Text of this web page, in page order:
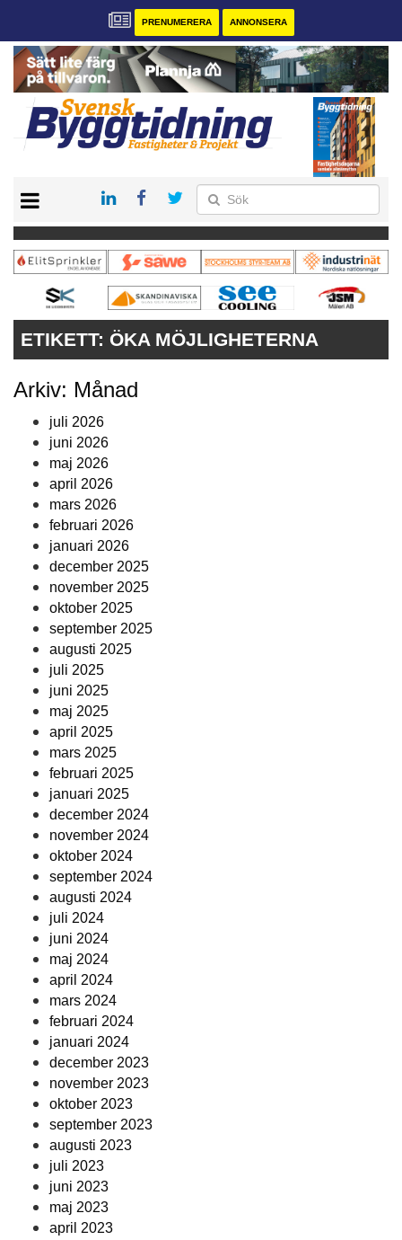
PRENUMERERA ANNONSERA
PRENUMERERA
VÅRA ANDRA MAGASIN
ANNONSERA
ETIKETT: ÖKA MÖJLIGHETERNA
Arkiv: Månad
juli 2026
juni 2026
maj 2026
april 2026
mars 2026
februari 2026
januari 2026
december 2025
november 2025
oktober 2025
september 2025
augusti 2025
juli 2025
juni 2025
maj 2025
april 2025
mars 2025
februari 2025
januari 2025
december 2024
november 2024
oktober 2024
september 2024
augusti 2024
juli 2024
juni 2024
maj 2024
april 2024
mars 2024
februari 2024
januari 2024
december 2023
november 2023
oktober 2023
september 2023
augusti 2023
juli 2023
juni 2023
maj 2023
april 2023